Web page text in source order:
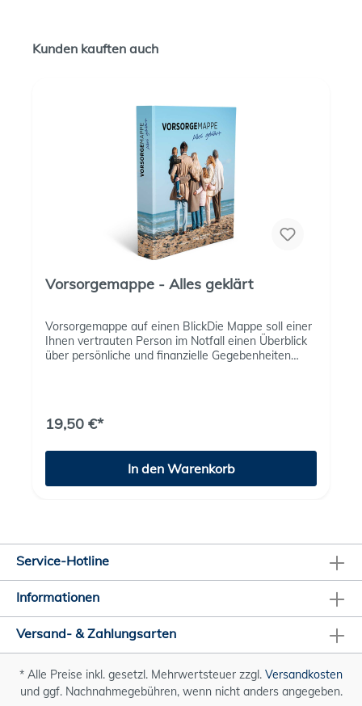
Kunden kauften auch
Vorsorgemappe - Alles geklärt
Vorsorgemappe auf einen BlickDie Mappe soll einer
Ihnen vertrauten Person im Notfall einen Überblick
über persönliche und finanzielle Gegebenheiten
VorsorgevollmachtOrganspendeausweisChecklisten
19,50 €*
In den Warenkorb
Service-Hotline
Informationen
Versand- & Zahlungsarten
* Alle Preise inkl. gesetzl. Mehrwertsteuer zzgl. Versandkosten
und ggf. Nachnahmegebühren, wenn nicht anders angegeben.